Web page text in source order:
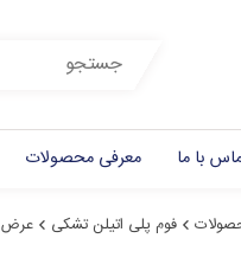
با ما معرفی محصولات
فوم پلی اتیلن تشکی عرض ۱.۸ متر